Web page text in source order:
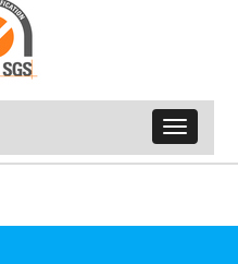
Toggle